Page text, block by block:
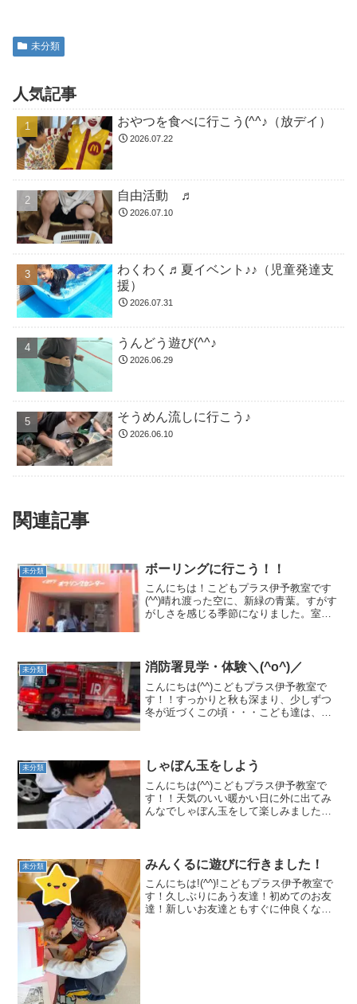
未分類
人気記事
おやつを食べに行こう(^^♪（放デイ）
2026.07.22
自由活動 ♬
2026.07.10
わくわく♬夏イベント♪♪（児童発達支
援）
2026.07.31
うんどう遊び(^^♪
2026.06.29
そうめん流しに行こう♪
2026.06.10
関連記事
未分類 ボーリングに行こう！！
こんにちは！こどもプラス伊予教室です
(^^)晴れ渡った空に、新緑の青葉。すがす
がしさを感じる季節になりました。室内
でいっぱい...
未分類 消防署見学・体験＼(^o^)／
こんにちは(^^)こどもプラス伊予教室で
す！！すっかりと秋も深まり、少しずつ
冬が近づくこの頃・・・こども達は、こ
消防署゛に見...
未分類 しゃぼん玉をしよう
こんにちは(^^)こどもプラス伊予教室で
す！！天気のいい暖かい日に外に出てみ
んなでしゃぼん玉をして楽しみました
戦！わぁ～い...
未分類 みんくるに遊びに行きました！
こんにちは!(^^)!こどもプラス伊予教室で
す！久しぶりにあう友達！初めてのお友
達！新しいお友達ともすぐに仲良くな